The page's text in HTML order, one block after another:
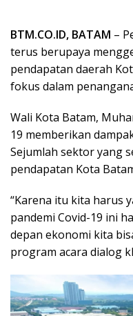
BTM.CO.ID, BATAM –
terus berupaya
pendapatan daerah
fokus dalam
Wali Kota Batam,
19 memberikan
Sejumlah sektor yang
pendapatan Kota
“Karena itu kita harus
pandemi Covid-19 ini
depan ekonomi kita
program acara dialog